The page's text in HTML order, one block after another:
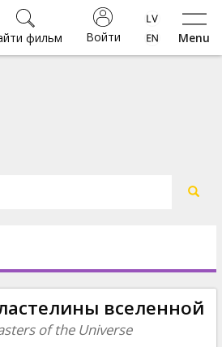
Menu
Войти
фильм
вселенной
of the Universe